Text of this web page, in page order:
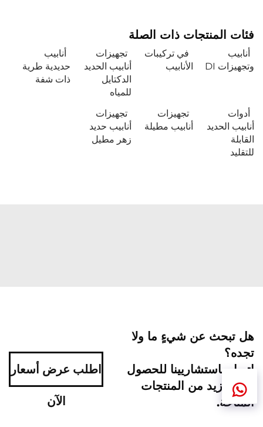
فئات المنتجات ذات الصلة
أنابيب
وتجهيزات DI
في تركيبات
الأنابيب
تجهيزات
أنابيب الحديد
الدكتايل
للمياه
أنابيب
حديدية طرية
ذات شفة
أدوات
أنابيب الحديد
القابلة
للتقليد
تجهيزات
أنابيب مطيلة
تجهيزات
أنابيب حديد
زهر مطيل
هل تبحث عن شيءٍ ما ولا
تجده؟
اتصل باستشاريينا للحصول
على مزيد من المنتجات
المتاحة.
اطلب عرض أسعار
الآن